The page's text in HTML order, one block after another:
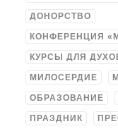
ДОНОРСТВО
КОНФЕРЕНЦИЯ
КУРСЫ ДЛЯ
МИЛОСЕРДИЕ
ОБРАЗОВАНИЕ
ПРАЗДНИК